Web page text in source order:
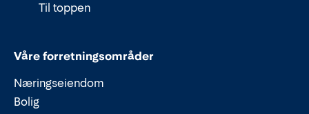
Til toppen
Våre forretningsområder
Næringseiendom
Bolig